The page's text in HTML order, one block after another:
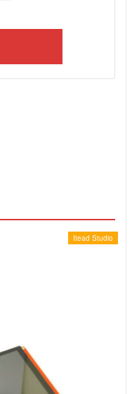
Itead Studio